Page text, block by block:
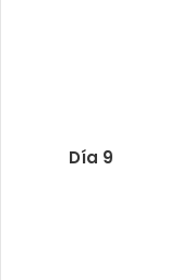
Día 9